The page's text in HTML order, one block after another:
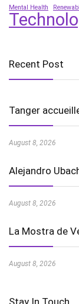
Mental Health
Recent Post
Tanger
August 8, 2026
Alejandro
August 8, 2026
La Mostra de
August 8, 2026